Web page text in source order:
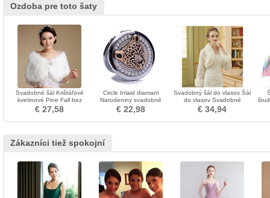
Ozdoba pre toto šaty
Svadobné šál Krištáľové
kvetinové Pine Fall bez
rukávov
€ 27,58
Circle Inlaid diamant
Narodeniny svadobné
kovové skladacie ozdoba
€ 22,98
Svadobný šál do vlasov Šál
do vlasov Svadobné
doplnky Hrubý dlhý rukáv
jesenný zimný šál
€ 34,94
Zákazníci tiež spokojní